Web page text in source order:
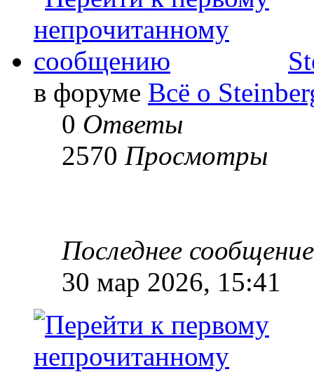
в форуме Всё о
0 Ответы
2570 Просмотры
Последнее
30 мар 2026, 15:41